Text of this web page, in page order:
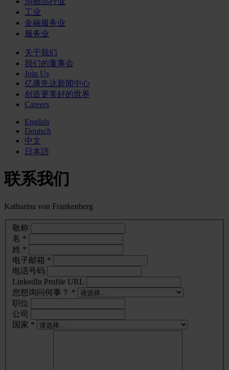
工业
金融服务业
服务业
关于我们
我们的董事会
Join Us
亿康先达新闻中心
创造更美好的世界
Careers
English
Deutsch
中文
日本語
联系我们
Katharina von Frankenberg
敬称
名 *
姓 *
电子邮箱 *
电话号码
LinkedIn Profile URL
您想询问何事？ *
职位
公司
国家 *